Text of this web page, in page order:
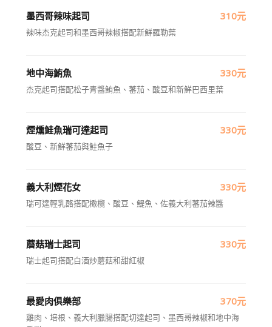
墨西哥辣味起司 310元
辣味杰克起司和墨西哥辣椒搭配新鮮羅勒葉
地中海鮪魚 330元
杰克起司搭配松子青醬鮪魚、蕃茄、酸豆和新鮮巴西里葉
煙燻鮭魚瑞可達起司 330元
酸豆、新鮮蕃茄與鮭魚子
義大利煙花女 330元
瑞可達輕乳酪搭配橄欖、酸豆、鯷魚、佐義大利蕃茄辣醬
蘑菇瑞士起司 330元
瑞士起司搭配白酒炒蘑菇和甜紅椒
最愛肉俱樂部 370元
雞肉、培根、義大利臘腸搭配切達起司、墨西哥辣椒和地中海